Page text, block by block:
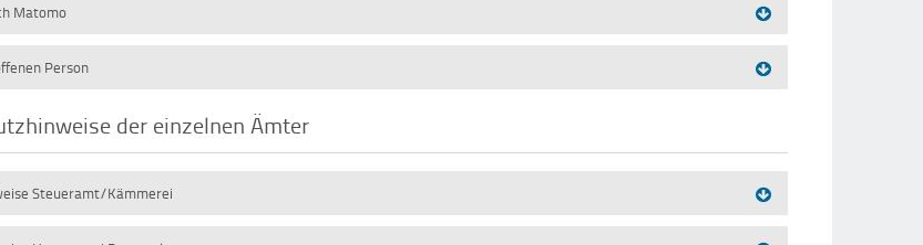
Matomo
Person
der einzelnen Ämter
Steueramt/Kämmerei